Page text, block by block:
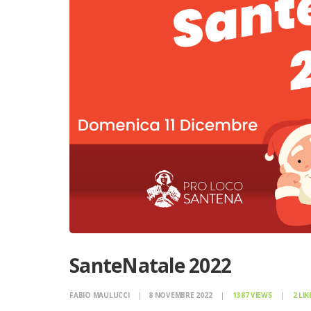
SanteNatale 2022
FABIO MAULUCCI 8 NOVEMBRE 2022 1387VIEWS 2